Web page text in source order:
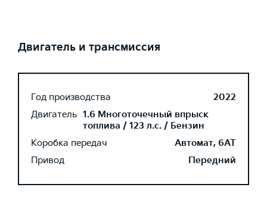
Двигатель и трансмиссия
Год производства
2022
Двигатель 1.6 Многоточечный впрыск
топлива / 123 л.с. / Бензин
Коробка передач
Автомат, 6AT
Привод
Передний